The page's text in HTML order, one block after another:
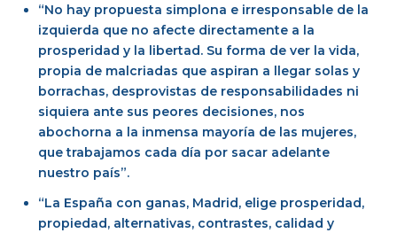
“No hay propuesta simplona e irresponsable de la
izquierda que no afecte directamente a la
prosperidad y la libertad. Su forma de ver la vida,
propia de malcriadas que aspiran a llegar solas y
borrachas, desprovistas de responsabilidades ni
siquiera ante sus peores decisiones, nos
abochorna a la inmensa mayoría de las mujeres,
que trabajamos cada día por sacar adelante
nuestro país”.
“La España con ganas, Madrid, elige prosperidad,
propiedad, alternativas, contrastes, calidad y